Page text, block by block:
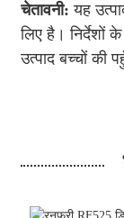
चेतावनी: यह
लिए है। निर्देशों
उत्पाद बच्चों की